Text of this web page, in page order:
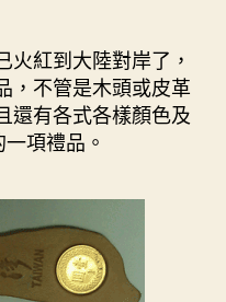
火紅到大陸對岸了，
，不管是木頭或皮革
還有各式各樣顏色及
項禮品。